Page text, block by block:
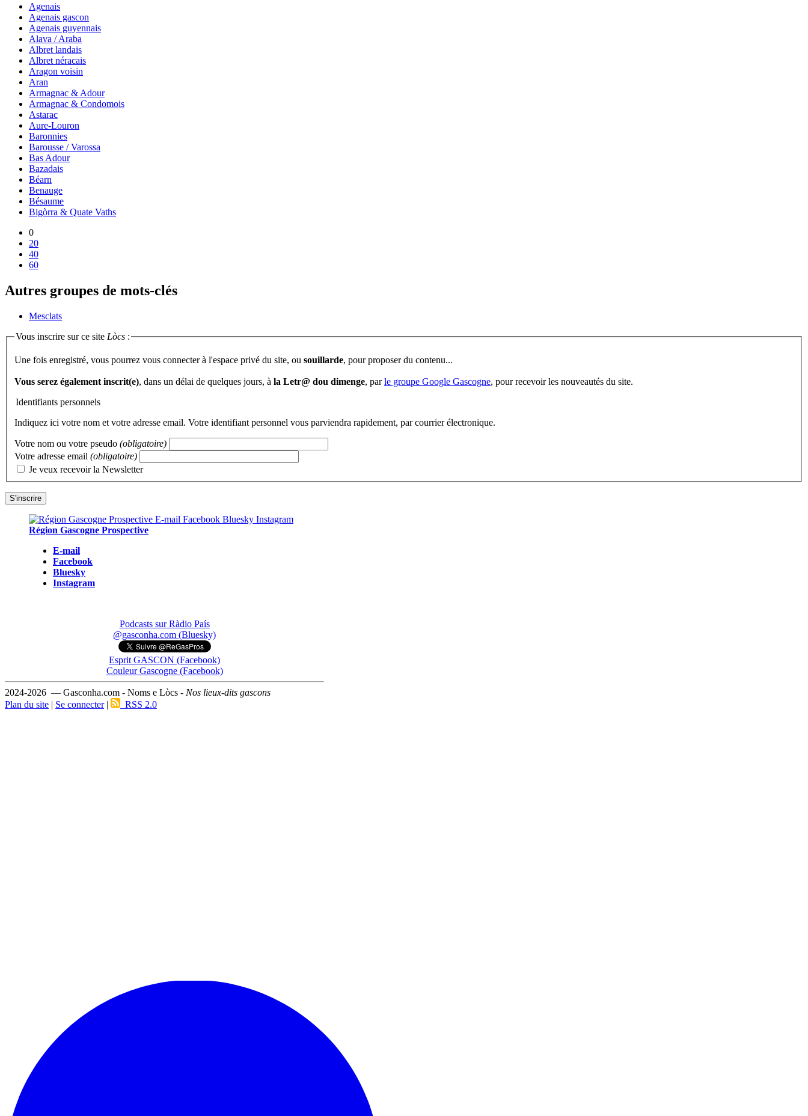
Agenais
Agenais gascon
Agenais guyennais
Alava / Araba
Albret landais
Albret néracais
Aragon voisin
Aran
Armagnac & Adour
Armagnac & Condomois
Astarac
Aure-Louron
Baronnies
Barousse / Varossa
Bas Adour
Bazadais
Béarn
Benauge
Bésaume
Bigòrra & Quate Vaths
0
20
40
60
Autres groupes de mots-clés
Mesclats
Vous inscrire sur ce site Lòcs :
Une fois enregistré, vous pourrez vous connecter à l'espace privé du site, ou souillarde , pour proposer du contenu...
Vous serez également inscrit(e), dans un délai de quelques jours, à la Letr@ dou dimenge, parle groupe Google Gascogne, pour recevoir les nouveautés du site.
Identifiants personnels
Indiquez ici votre nom et votre adresse email. Votre identifiant personnel vous parviendra rapidement, par courrier électronique.
Votre nom ou votre pseudo (obligatoire)
Votre adresse email (obligatoire)
Je veux recevoir la Newsletter
Région Gascogne Prospective
E-mail
Facebook
Bluesky
Instagram
Podcasts sur Ràdio País
@gasconha.com (Bluesky)
Esprit GASCON (Facebook)
Couleur Gascogne (Facebook)
2024-2026 — Gasconha.com - Noms e Lòcs - Nos lieux-dits gascons
Plan du site | Se connecter| RSS 2.0